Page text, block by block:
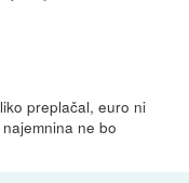
preplačal, euro ni
ne bo